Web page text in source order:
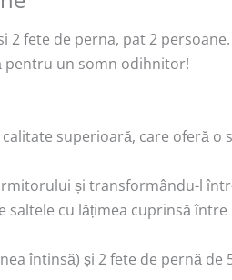
fete de perna, pat 2
pentru un somn odihnitor!
superioară, care oferă o
și transformându-l
cu lățimea cuprinsă între
întinsă) și 2 fete de pernă